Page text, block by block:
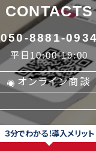
CONTACTS
050-8881-0934
平日10:00-19:00
オンライン商談
３分でわかる！導入メリット